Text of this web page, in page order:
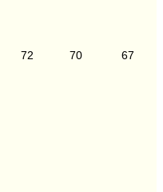
72 70 67